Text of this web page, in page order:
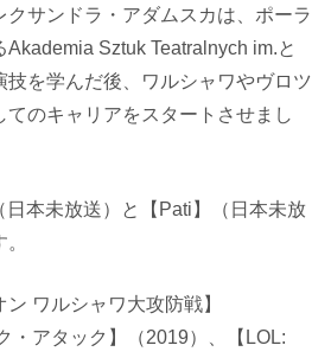
クサンドラ・アダムスカは、ポーラ
Sztuk Teatralnych im.と
技を学んだ後、ワルシャワやヴロツ
てのキャリアをスタートさせまし
本未放送）と【Pati】（日本未放
ワルシャワ大攻防戦】
・アタック】（2019）、【LOL: